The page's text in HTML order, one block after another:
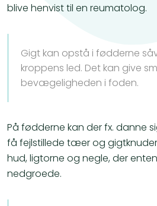
blive henvist til en reumatolog.
Gigt kan opstå i fødderne
kroppens led. Det kan give
bevægeligheden i foden.
På fødderne kan der fx. danne
få fejlstillede tæer og
hud, ligtorne og negle, der
nedgroede.